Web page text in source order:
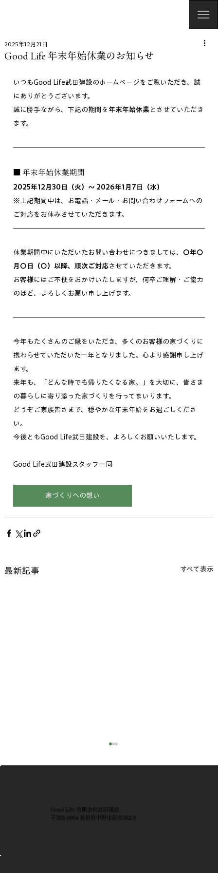
Good Life 年末年始休業のお知らせ
2025年12月21日
いつもGood Life武田建設のホームページをご覧いただき、誠
にありがとうございます。
誠に勝手ながら、下記の期間を 年末年始休業とさせていただき
ます。
■ 年末年始休業期間
2025年12月30日（火）〜 2026年1月7日（水）
※上記期間中は、お電話・メール・お問い合わせフォームへの
ご対応をお休みさせていただきます。
休業期間中にいただいたお問い合わせにつきましては、 〇年〇
月〇日（〇）以降、順次ご対応させていただきます。
お客様にはご不便をおかけいたしますが、何卒ご理解・ご協力
のほど、よろしくお願い申し上げます。
今年もたくさんのご縁をいただき、多くのお客様の家づくりに
携わらせていただいた一年となりました。心より感謝申し上げ
ます。
来年も、「どんな時でも帰りたくなる家。」を大切に、皆さま
の暮らしに寄り添った家づくりを行ってまいります。
どうぞご家族皆さまで、穏やかな年末年始をお過ごしくださ
い。
今後ともGood Life武田建設を、よろしくお願いいたします。
Good Life武田建設スタッフ一同
家づくりへの想い
最新記事 すべて表示
Good Life 有限会社武田建設
〒383-0064 長野県中野市新井362-9